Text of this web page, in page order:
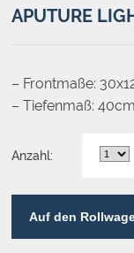
APUTURE
– Frontmaße:
– Tiefenmaß: 40cm
Anzahl:
Auf den